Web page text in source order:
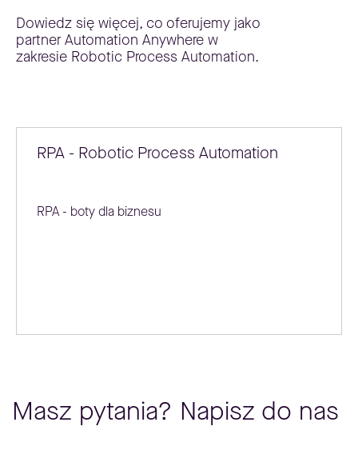
Dowiedz się więcej, co oferujemy jako
partner Automation Anywhere w
zakresie Robotic Process Automation.
RPA - Robotic Process Automation
RPA - boty dla biznesu
Masz pytania? Napisz do nas